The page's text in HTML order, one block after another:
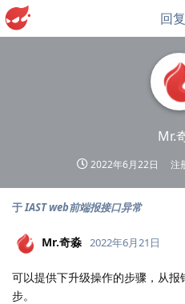
Mr.
2022年6月22日 注
回复
于IAST web前端报接口异常
Mr.奇淼 2022年6月21日
可以提供下升级操作的步骤，从
步。